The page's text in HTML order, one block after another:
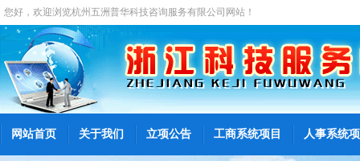
您好，欢迎浏览杭州五洲普华科技咨询服务有限公司 网站！
网站首页 关于我们 立项公告 工商系统项目 人事系统